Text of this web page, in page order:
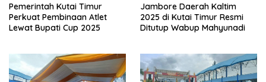
Pemerintah Kutai Timur
Perkuat Pembinaan Atlet
Lewat Bupati Cup 2025
Jambore Daerah Kaltim
2025 di Kutai Timur Resmi
Ditutup Wabup Mahyunadi